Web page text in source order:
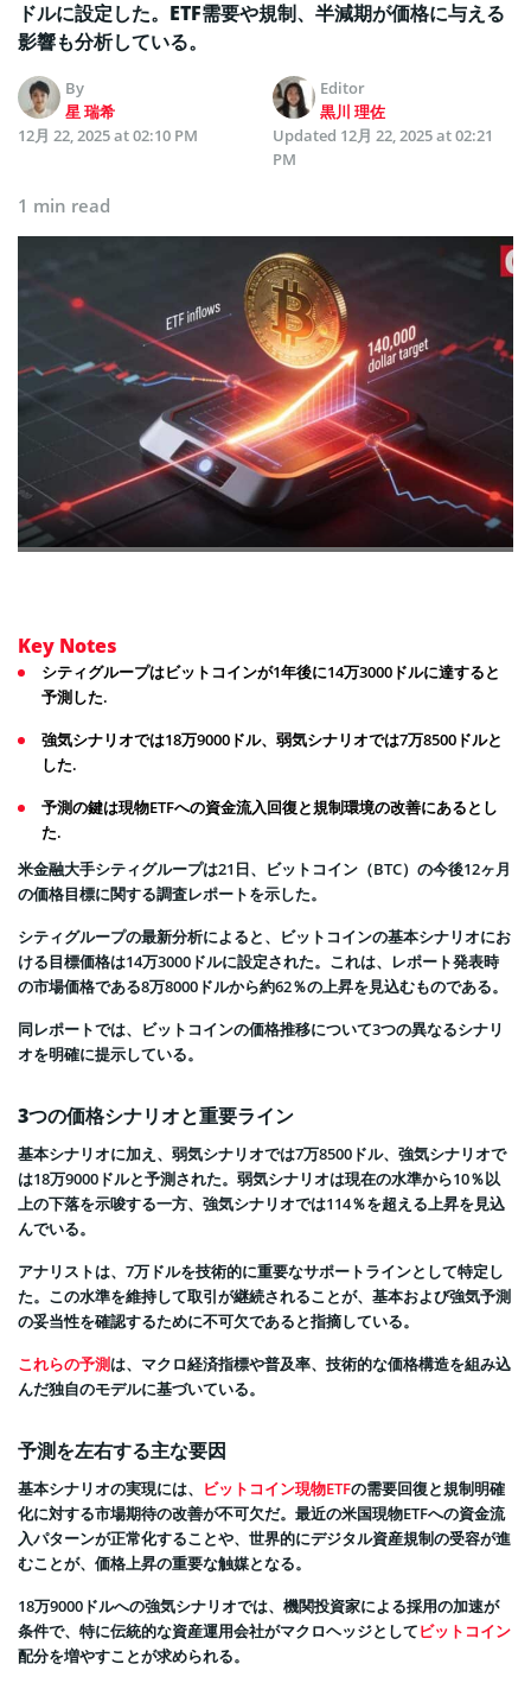
ドルに設定した。ETF需要や規制、半減期が価格に与える
影響も分析している。
By
星 瑞希
Editor
黒川 理佐
12月 22, 2025 at 02:10 PM
Updated 12月 22, 2025 at 02:21
PM
1 min read
Key Notes
シティグループはビットコインが1年後に14万3000ドルに達すると
予測した.
強気シナリオでは18万9000ドル、弱気シナリオでは7万8500ドルと
した.
予測の鍵は現物ETFへの資金流入回復と規制環境の改善にあるとし
た.
米金融大手シティグループは21日、ビットコイン（BTC）の今後12ヶ月
の価格目標に関する調査レポートを示した。
シティグループの最新分析によると、ビットコインの基本シナリオにお
ける目標価格は14万3000ドルに設定された。これは、レポート発表時
の市場価格である8万8000ドルから約62％の上昇を見込むものである。
同レポートでは、ビットコインの価格推移について3つの異なるシナリ
オを明確に提示している。
3つの価格シナリオと重要ライン
基本シナリオに加え、弱気シナリオでは7万8500ドル、強気シナリオで
は18万9000ドルと予測された。弱気シナリオは現在の水準から10％以
上の下落を示唆する一方、強気シナリオでは114％を超える上昇を見込
んでいる。
アナリストは、7万ドルを技術的に重要なサポートラインとして特定し
た。この水準を維持して取引が継続されることが、基本および強気予測
の妥当性を確認するために不可欠であると指摘している。
これらの予測は、マクロ経済指標や普及率、技術的な価格構造を組み込
んだ独自のモデルに基づいている。
予測を左右する主な要因
基本シナリオの実現には、 ビットコイン現物ETFの需要回復と規制明確
化に対する市場期待の改善が不可欠だ。最近の米国現物ETFへの資金流
入パターンが正常化することや、世界的にデジタル資産規制の受容が進
むことが、価格上昇の重要な触媒となる。
18万9000ドルへの強気シナリオでは、機関投資家による採用の加速が
条件で、特に伝統的な資産運用会社がマクロヘッジとしてビットコイン
配分を増やすことが求められる。